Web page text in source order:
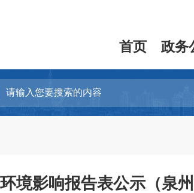
首页 政务
境影响报告表公示（泉